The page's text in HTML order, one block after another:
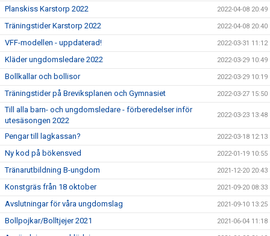
Planskiss Karstorp 2022 2022-04-08 20:49
Träningstider Karstorp 2022 2022-04-08 20:40
VFF-modellen - uppdaterad! 2022-03-31 11:12
Kläder ungdomsledare 2022 2022-03-29 10:49
Bollkallar och bollisor 2022-03-29 10:19
Träningstider på Breviksplanen och Gymnasiet 2022-03-27 15:50
Till alla barn- och ungdomsledare - förberedelser inför
utesäsongen 2022
2022-03-23 13:48
Pengar till lagkassan? 2022-03-18 12:13
Ny kod på bökensved 2022-01-19 10:55
Tränarutbildning B-ungdom 2021-12-20 20:43
Konstgräs från 18 oktober 2021-09-20 08:33
Avslutningar för våra ungdomslag 2021-09-10 13:25
Bollpojkar/Bolltjejer 2021 2021-06-04 11:18